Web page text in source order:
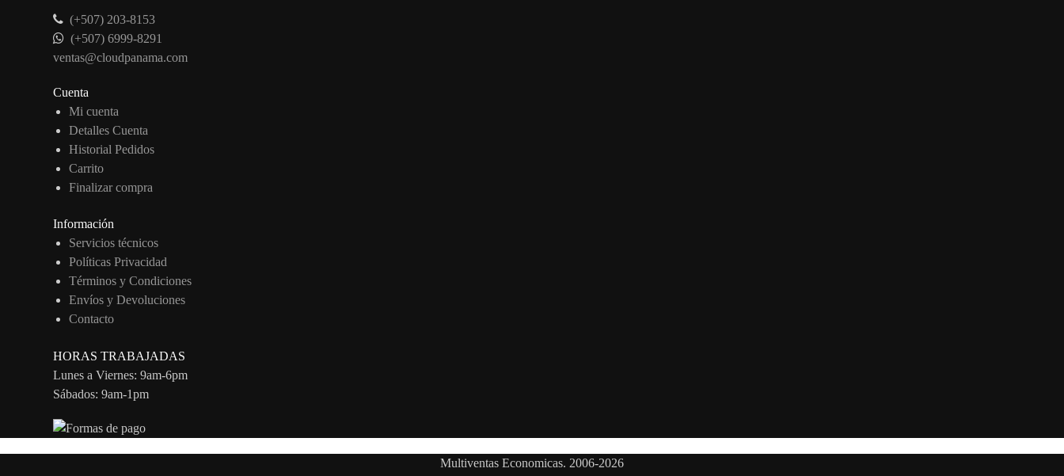
(+507) 203-8153
(+507) 6999-8291
ventas@cloudpanama.com
Cuenta
Mi cuenta
Detalles Cuenta
Historial Pedidos
Carrito
Finalizar compra
Información
Servicios técnicos
Políticas Privacidad
Términos y Condiciones
Envíos y Devoluciones
Contacto
HORAS TRABAJADAS
Lunes a Viernes: 9am-6pm
Sábados: 9am-1pm
Multiventas Economicas. 2006-2026